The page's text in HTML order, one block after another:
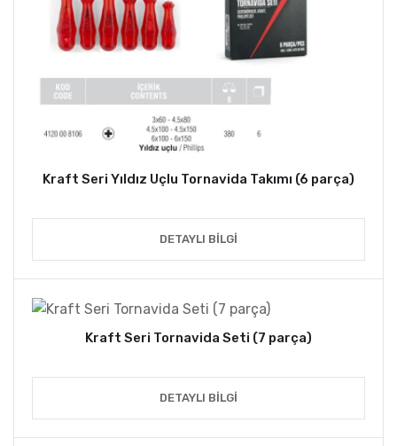
Kraft Seri Yıldız Uçlu Tornavida Takımı (6 parça)
DETAYLI BILGI
Kraft Seri Tornavida Seti (7 parça)
DETAYLI BILGI